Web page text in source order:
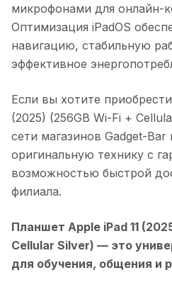
микрофонами для онлайн-
Оптимизация iPadOS
навигацию, стабильную
эффективное
Если вы хотите приобрести
(2025) (256GB Wi-Fi +
сети магазинов Gadget-Bar
оригинальную технику с
возможностью быстрой
филиала.
Планшет Apple iPad 11
Cellular Silver) — это
для обучения, общения и